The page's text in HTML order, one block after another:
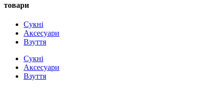
товари
Сукні
Аксесуари
Взуття
Сукні
Аксесуари
Взуття